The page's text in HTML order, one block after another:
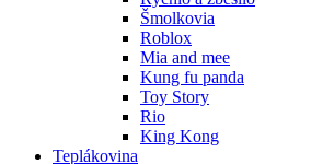
Šmolkovia
Roblox
Mia and mee
Kung fu panda
Toy Story
Rio
King Kong
Teplákovina